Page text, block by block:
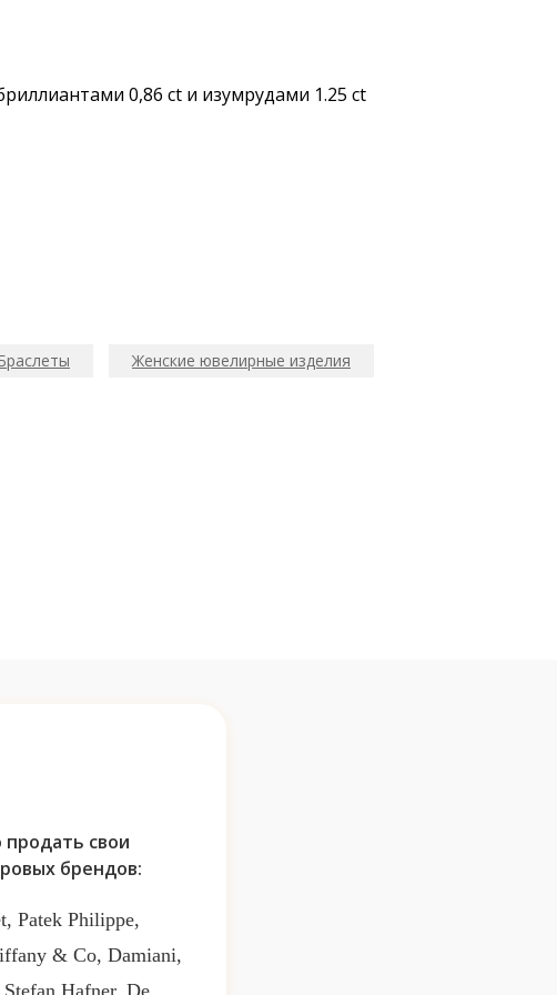
0,86 ct и изумрудами 1.25 ct
Женские ювелирные изделия
свои
брендов:
Patek Philippe,
& Co, Damiani,
Hafner, De